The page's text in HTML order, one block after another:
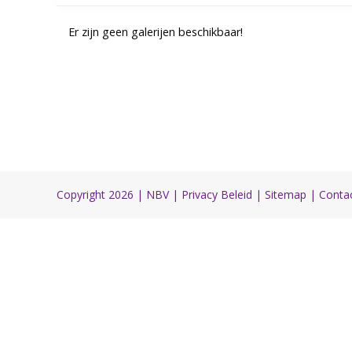
Er zijn geen galerijen beschikbaar!
Copyright 2026 | NBV| Privacy Beleid | Sitemap |